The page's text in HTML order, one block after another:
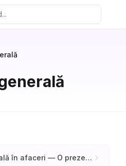
Inteligența artificială în afaceri — O prezentare generală